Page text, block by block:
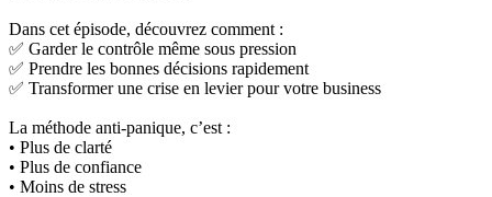
Dans cet épisode, découvrez comment :
✅ Garder le contrôle même sous pression
✅ Prendre les bonnes décisions rapidement
✅ Transformer une crise en levier pour votre business
La méthode anti-panique, c’est :
•⁠ ⁠Plus de clarté
•⁠ ⁠Plus de confiance
•⁠ ⁠Moins de stress